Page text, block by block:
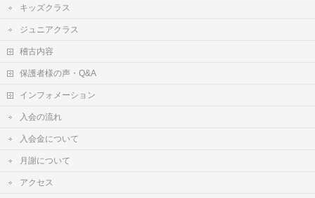
キッズクラス
ジュニアクラス
稽古内容
保護者様の声・Q&A
インフォメーション
入会の流れ
入会金について
月謝について
アクセス